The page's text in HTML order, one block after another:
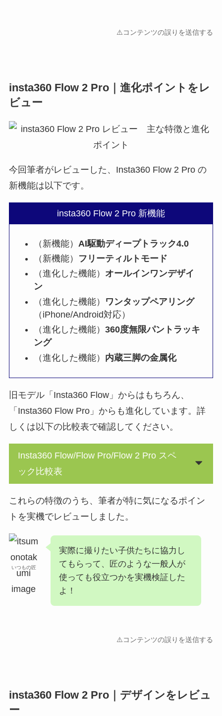
⚠️コンテンツの誤りを送信する
insta360 Flow 2 Pro｜進化ポイントをレ
ビュー
今回筆者がレビューした、Insta360 Flow 2 Pro の
新機能は以下です。
insta360 Flow 2 Pro 新機能
（新機能） AI駆動ディープトラック4.0
（新機能） フリーティルトモード
（進化した機能） オールインワンデザイ
ン
（進化した機能） ワンタップペアリング
（iPhone/Android対応）
（進化した機能）360度無限パントラッキ
ング​
（進化した機能） 内蔵三脚の金属化
旧モデル「Insta360 Flow」からはもちろん、
「Insta360 Flow Pro」からも進化しています。詳
しくは以下の比較表で確認してください。
Insta360 Flow/Flow Pro/Flow 2 Pro スペ
ック比較表
これらの特徴のうち、筆者が特に気になるポイン
トを実機でレビューしました。
いつもの匠
実際に撮りたい子供たちに協力し
てもらって、匠のような一般人が
使っても役立つかを実機検証した
よ！
⚠️コンテンツの誤りを送信する
insta360 Flow 2 Pro｜デザインをレビュ
ー